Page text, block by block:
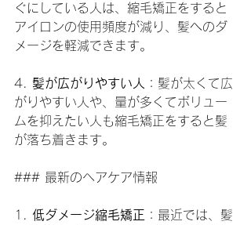
ぐにしている人は、縮毛矯正をすると
アイロンの使用頻度が減り、髪へのダ
メージを軽減できます。
4. 髪が広がりやすい人
：髪が太くて広
がりやすい人や、量が多くてボリュー
ムを抑えたい人も縮毛矯正をすると髪
が落ち着きます。
### 最新のヘアケア情報
1. 低ダメージ縮毛矯正 ：最近では、髪